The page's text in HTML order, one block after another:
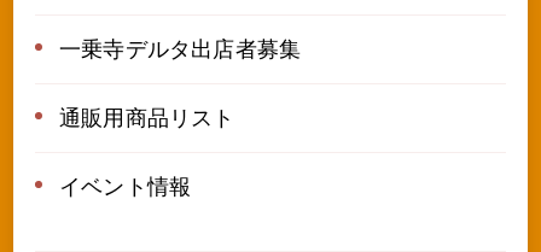
一乗寺デルタ出店者募集
通販用商品リスト
イベント情報